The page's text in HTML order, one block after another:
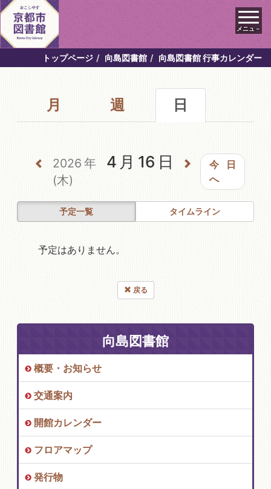
メニュ－
トップページ 向島図書館 向島図書館 行事カレンダー
月 週 日
2026年 4月16日
(木)
今日
へ
予定一覧 タイムライン
予定はありません。
戻る
向島図書館
概要・お知らせ
交通案内
開館カレンダー
フロアマップ
発行物